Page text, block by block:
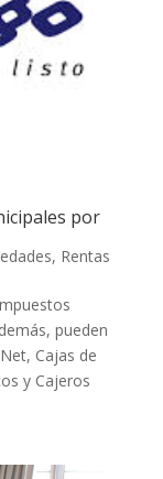
por
, Rentas
pueden
Cajas de
y Cajeros